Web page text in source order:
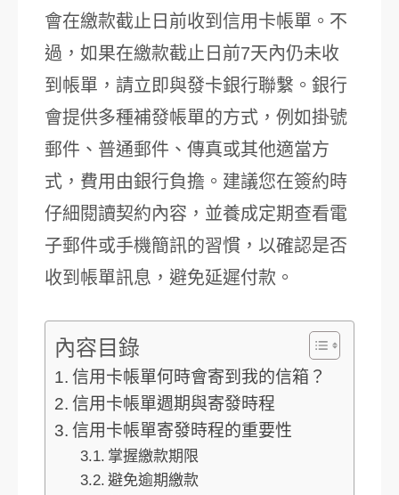
會在繳款截止日前收到信用卡帳單。不
過，如果在繳款截止日前7天內仍未收
到帳單，請立即與發卡銀行聯繫。銀行
會提供多種補發帳單的方式，例如掛號
郵件、普通郵件、傳真或其他適當方
式，費用由銀行負擔。建議您在簽約時
仔細閱讀契約內容，並養成定期查看電
子郵件或手機簡訊的習慣，以確認是否
收到帳單訊息，避免延遲付款。
內容目錄
信用卡帳單何時會寄到我的信箱？
信用卡帳單週期與寄發時程
信用卡帳單寄發時程的重要性
掌握繳款期限
避免逾期繳款